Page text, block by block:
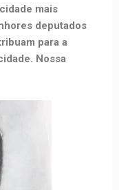
mais
deputados
para a
Nossa